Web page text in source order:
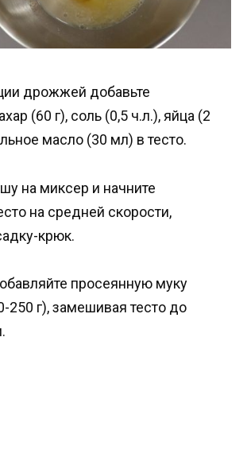
дрожжей добавьте
(60 г), соль (0,5 ч.л.), яйца (2
масло (30 мл) в тесто.
на миксер и начните
на средней скорости,
крюк.
просеянную муку
250 г), замешивая тесто до